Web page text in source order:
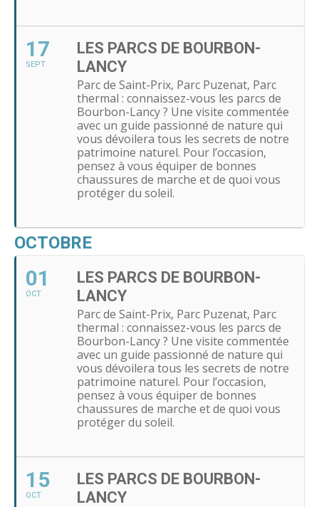
17
SEPT
LES PARCS DE BOURBON-
LANCY
Parc de Saint-Prix, Parc Puzenat, Parc
thermal : connaissez-vous les parcs de
Bourbon-Lancy ? Une visite commentée
avec un guide passionné de nature qui
vous dévoilera tous les secrets de notre
patrimoine naturel. Pour l’occasion,
pensez à vous équiper de bonnes
chaussures de marche et de quoi vous
protéger du soleil.
OCTOBRE
01
OCT
LES PARCS DE BOURBON-
LANCY
Parc de Saint-Prix, Parc Puzenat, Parc
thermal : connaissez-vous les parcs de
Bourbon-Lancy ? Une visite commentée
avec un guide passionné de nature qui
vous dévoilera tous les secrets de notre
patrimoine naturel. Pour l’occasion,
pensez à vous équiper de bonnes
chaussures de marche et de quoi vous
protéger du soleil.
15
OCT
LES PARCS DE BOURBON-
LANCY